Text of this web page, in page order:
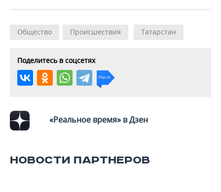
ОТКРЫТАЯ ЛЕКЦИЯ
БАСКЕТБОЛ
ВОЛЕЙБОЛ
ФИГУРНОЕ КАТАНИЕ
ХОККЕЙ С МЯЧОМ
ИНФРАСТРУКТУРА
ИСТОРИЯ
МЕДИЦИНА
ПРОИСШЕСТВИЯ
СПРАВОЧНИК
СПИСОК ПЕРСОН
ПОЛНАЯ ВЕРСИЯ
Общество Происшествия Татарстан
Поделитесь в соцсетях
«Реальное время» в Дзен
НОВОСТИ ПАРТНЕРОВ